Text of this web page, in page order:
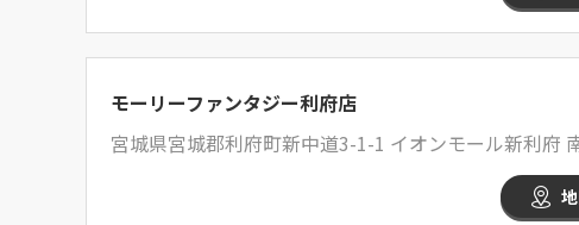
モーリーファンタジー利府店
宮城県宮城郡利府町新中道3-1-1 イオンモール新利府